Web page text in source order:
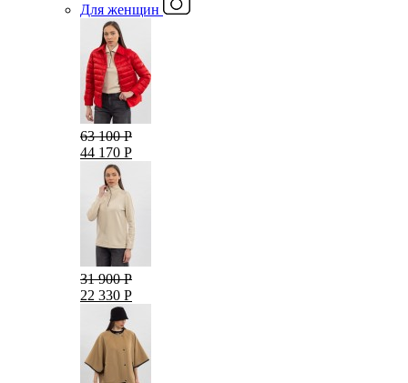
Для женщин
63 100 Р
44 170 Р
31 900 Р
22 330 Р